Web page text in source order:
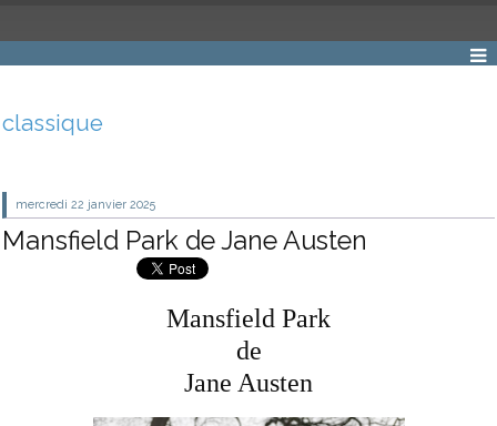
classique
mercredi 22 janvier 2025
Mansfield Park de Jane Austen
Mansfield Park
de
Jane Austen